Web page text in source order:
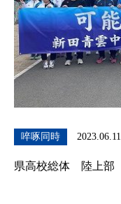
啐啄同時 2023.06.11
県高校総体 陸上部